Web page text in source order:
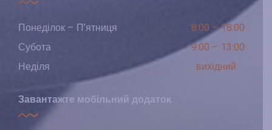
Понеділок – П’ятниця
8:00 – 18:00
Субота
9:00 – 13:00
Неділя
вихідний
Завантажте мобільний додаток